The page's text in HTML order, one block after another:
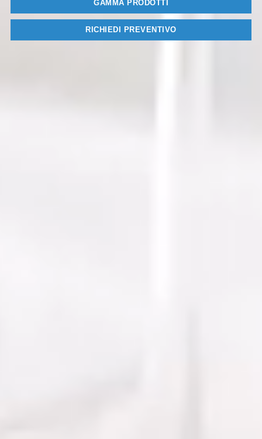
GAMMA PRODOTTI
RICHIEDI PREVENTIVO